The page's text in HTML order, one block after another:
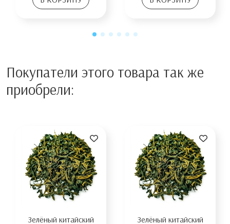
Покупатели этого товара так же
приобрели:
Зелёный китайский
Зелёный китайский